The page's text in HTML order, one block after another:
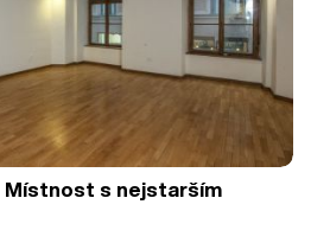
Místnost s nejstarším